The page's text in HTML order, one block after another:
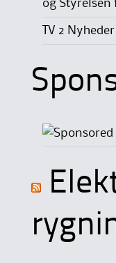
og Styrelsen
TV 2 Nyheder